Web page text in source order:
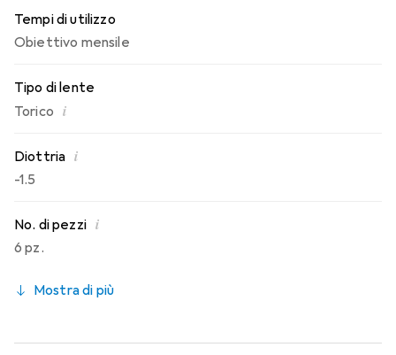
Tempi di utilizzo
Obiettivo mensile
Tipo di lente
Torico i
Diottria i
-1.5
No. di pezzi i
6 pz.
Mostra di più